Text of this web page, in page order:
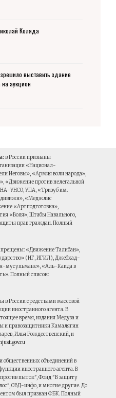
Коляда
выставить здание
на аукцион
в России признаны
«Национал-
Иеговы», «Армия воли народа»,
«Движение против нелегальной
УНСО, УПА, «Тризуб им.
дивижн», «Меджлис
«Артподготовка»,
«Воля», Штабы Навального,
прав граждан. Полный
«Движение Талибан»,
(ИГ, ИГИЛ), Джебхад-
мусульмане», «Аль-Каида в
Полный список:
в России средствами массовой
иностранного агента. В
время, издания Медуза и
и правозащитники Камалягин
Илья Рождественский, и
общественных объединений в
иностранного агента. В
пыток", Фонд "В защиту
ОВД-инфо, и многие другие. До
был признан ФБК. Полный